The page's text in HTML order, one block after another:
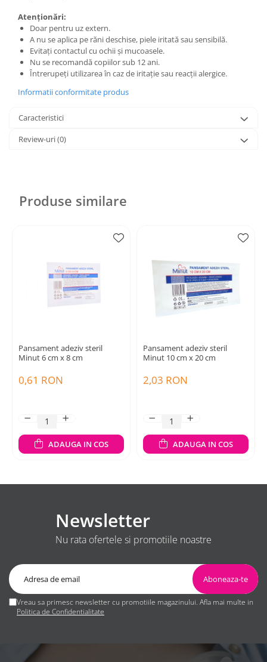
Atenționări:
Doar pentru uz extern.
A nu se aplica pe răni deschise, piele iritată sau sensibilă.
Evitați contactul cu ochii și mucoasele.
Nu se recomandă copiilor sub 12 ani.
Întrerupeți utilizarea în caz de iritație sau reacții alergice.
Informatii conformitate produs
Caracteristici
Review-uri(0)
Produse similare
Pansament adeziv steril
Minut 6 cm x 8 cm
0,61 RON
ADAUGA IN COS
Pansament adeziv steril
Minut 10 cm x 20 cm
2,03 RON
ADAUGA IN COS
Newsletter
Nu rata ofertele si promotiile noastre
Vreau sa primesc newsletter cu promotiile magazinului. Afla mai multe in
Politica de Confidentialitate